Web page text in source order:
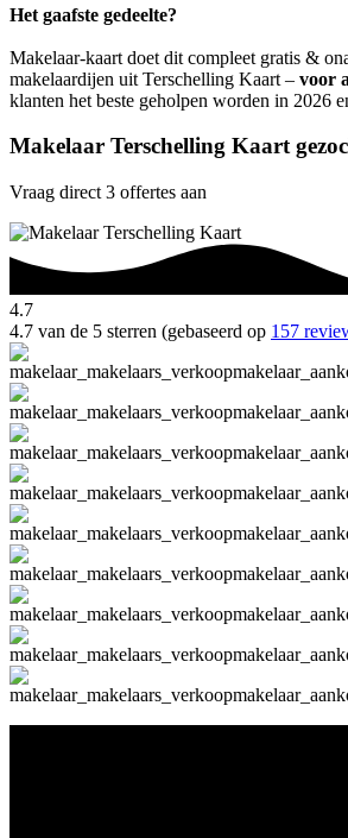
Het gaafste gedeelte?
Makelaar-kaart doet dit compleet gratis &
makelaardijen uit Terschelling Kaart – voor
klanten het beste geholpen worden in 2026
Makelaar Terschelling Kaart
Vraag direct 3 offertes aan
4.7
4.7 van de 5 sterren (gebaseerd op 157